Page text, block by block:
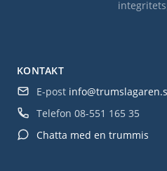
KONTAKT
E-post
Telefon 08-551 165 35
Chatta med en trummis